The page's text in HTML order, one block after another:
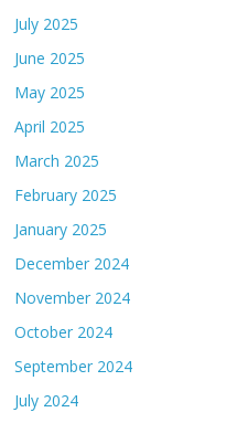
July 2025
June 2025
May 2025
April 2025
March 2025
February 2025
January 2025
December 2024
November 2024
October 2024
September 2024
July 2024